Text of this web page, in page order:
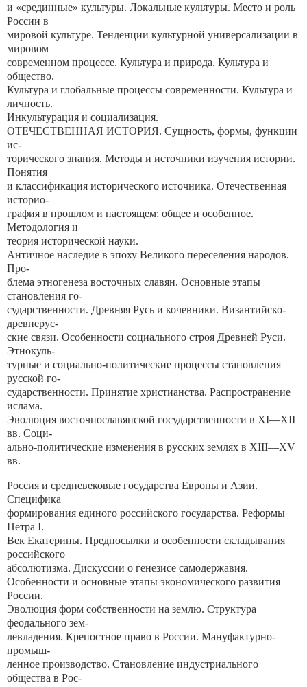
и «срединные» культуры. Локальные культуры. Место и роль
России в
мировой культуре. Тенденции культурной универсализации в
мировом
современном процессе. Культура и природа. Культура и
общество.
Культура и глобальные процессы современности. Культура и
личность.
Инкультурация и социализация.
ОТЕЧЕСТВЕННАЯ ИСТОРИЯ. Сущность, формы, функции
ис-
торического знания. Методы и источники изучения истории.
Понятия
и классификация исторического источника. Отечественная
историо-
графия в прошлом и настоящем: общее и особенное.
Методология и
теория исторической науки.
Античное наследие в эпоху Великого переселения народов.
Про-
блема этногенеза восточных славян. Основные этапы
становления го-
сударственности. Древняя Русь и кочевники. Византийско-
древнерус-
ские связи. Особенности социального строя Древней Руси.
Этнокуль-
турные и социально-политические процессы становления
русской го-
сударственности. Принятие христианства. Распространение
ислама.
Эволюция восточнославянской государственности в XI—XII
вв. Соци-
ально-политические изменения в русских землях в XIII—XV
вв.
Россия и средневековые государства Европы и Азии.
Специфика
формирования единого российского государства. Реформы
Петра I.
Век Екатерины. Предпосылки и особенности складывания
российского
абсолютизма. Дискуссии о генезисе самодержавия.
Особенности и основные этапы экономического развития
России.
Эволюция форм собственности на землю. Структура
феодального зем-
левладения. Крепостное право в России. Мануфактурно-
промыш-
ленное производство. Становление индустриального
общества в Рос-